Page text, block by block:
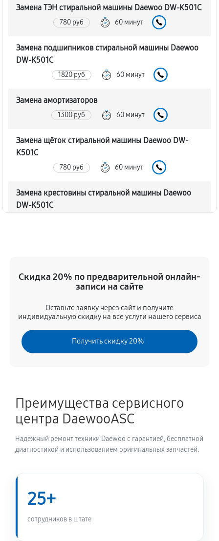
Замена ТЭН стиральной машины Daewoo DW-K501C
780 руб 60 минут
Замена подшипников стиральной машины Daewoo
DW-K501C
1820 руб 60 минут
Замена амортизаторов
1300 руб 60 минут
Замена щёток стиральной машины Daewoo DW-
K501C
780 руб 60 минут
Замена крестовины стиральной машины Daewoo
DW-K501C
550 руб
1590 руб 60 минут
Замена блока управления
1170 руб 60 минут
Замена УБЛ стиральной машины Daewoo DW-K501C
Замена сливного шланга
Замена сливного насоса
Скидка 20% по предварительной онлайн-
записи на сайте
Оставьте заявку через сайт и получите
индивидуальную скидку на все услуги нашего сервиса
Получить скидку 20%
Преимущества сервисного
центра DaewooASC
Надёжный ремонт техники Daewoo с гарантией, бесплатной
диагностикой и использованием оригинальных запчастей.
25+
сотрудников в штате